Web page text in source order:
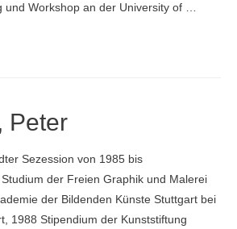
und Workshop an der University of …
Peter
Sezession von 1985 bis
der Freien Graphik und Malerei
der Bilden­den Künste Stuttgart bei
1988 Stipendium der Kunststiftung